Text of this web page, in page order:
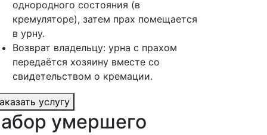
однородного состояния (в
кремуляторе), затем прах помещается
в урну.
Возврат владельцу: урна с прахом
передаётся хозяину вместе со
свидетельством о кремации.
услугу
умершего